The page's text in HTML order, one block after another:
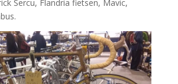
Sercu, Flandria fietsen, Mavic,